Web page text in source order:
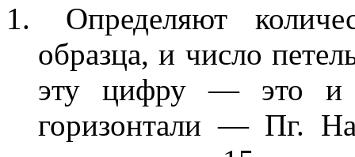
Определяют
образца, и число
эту цифру — это и
горизонтали — Пг.